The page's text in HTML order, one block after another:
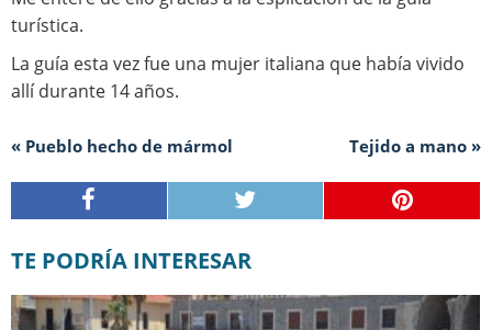
turística.
La guía esta vez fue una mujer italiana que había vivido
allí durante 14 años.
« Pueblo hecho de mármol Tejido a mano »
TE PODRÍA INTERESAR